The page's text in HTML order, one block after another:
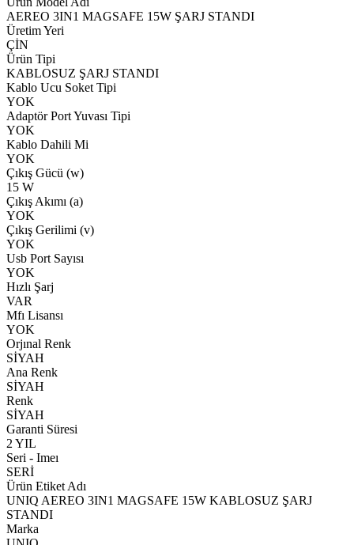
AEREO 3IN1 MAGSAFE 15W ŞARJ STANDI
Üretim Yeri
ÇİN
Ürün Tipi
KABLOSUZ ŞARJ STANDI
Kablo Ucu Soket Tipi
YOK
Adaptör Port Yuvası Tipi
YOK
Kablo Dahili Mi
YOK
Çıkış Gücü (w)
15 W
Çıkış Akımı (a)
YOK
Çıkış Gerilimi (v)
YOK
Usb Port Sayısı
YOK
Hızlı Şarj
VAR
Mfı Lisansı
YOK
Orjınal Renk
SİYAH
Ana Renk
SİYAH
Renk
SİYAH
Garanti Süresi
2 YIL
Seri - Imeı
SERİ
Ürün Etiket Adı
UNIQ AEREO 3IN1 MAGSAFE 15W KABLOSUZ ŞARJ
STANDI
Marka